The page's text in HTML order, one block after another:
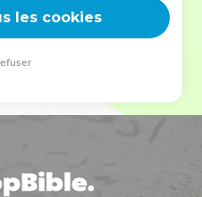
leur expérience est faite
les cookies